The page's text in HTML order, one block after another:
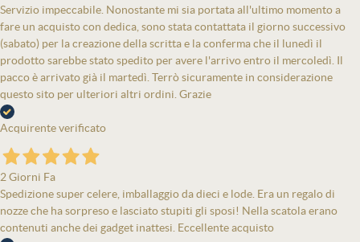
Servizio impeccabile. Nonostante mi sia portata all'ultimo momento a
fare un acquisto con dedica, sono stata contattata il giorno successivo
(sabato) per la creazione della scritta e la conferma che il lunedì il
prodotto sarebbe stato spedito per avere l'arrivo entro il mercoledì. Il
pacco è arrivato già il martedì. Terrò sicuramente in considerazione
questo sito per ulteriori altri ordini. Grazie
Acquirente verificato
2 Giorni Fa
Spedizione super celere, imballaggio da dieci e lode. Era un regalo di
nozze che ha sorpreso e lasciato stupiti gli sposi! Nella scatola erano
contenuti anche dei gadget inattesi. Eccellente acquisto